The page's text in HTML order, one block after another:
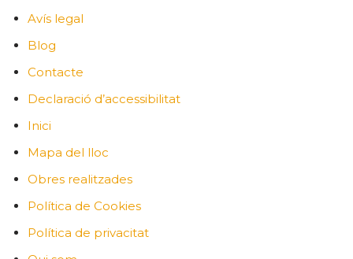
Avís legal
Blog
Contacte
Declaració d’accessibilitat
Inici
Mapa del lloc
Obres realitzades
Política de Cookies
Política de privacitat